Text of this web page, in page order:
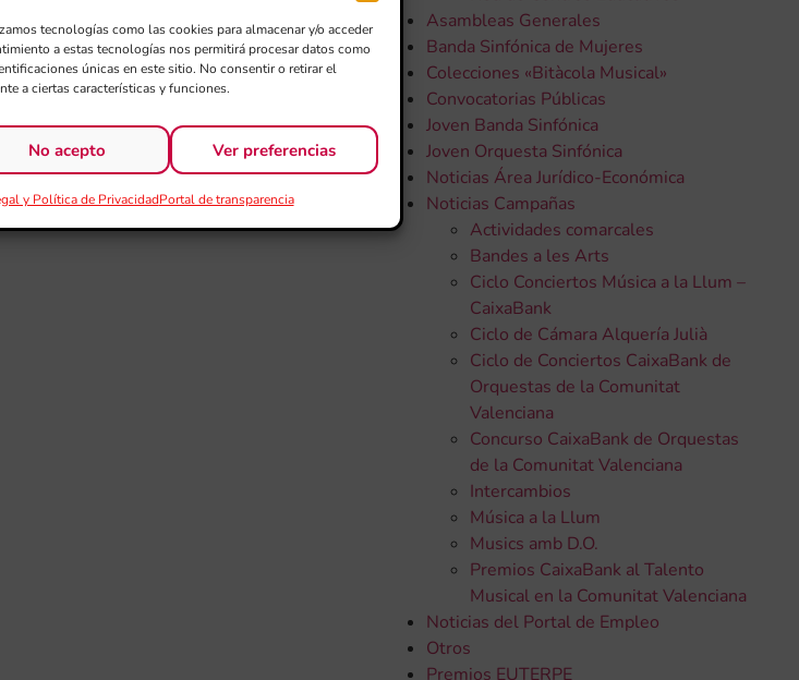
tecnologías como las cookies para almacenar y/o acceder
a estas tecnologías nos permitirá procesar datos como
únicas en este sitio. No consentir o retirar el
a ciertas características y funciones.
No acepto Ver preferencias
y Política de PrivacidadPortal de transparencia
Asambleas Generales
Banda Sinfónica de Mujeres
Colecciones «Bitàcola Musical»
Convocatorias Públicas
Joven Banda Sinfónica
Joven Orquesta Sinfónica
Noticias Área Jurídico-Económica
Noticias Campañas
Actividades comarcales
Bandes a les Arts
Ciclo Conciertos Música a la Llum –
CaixaBank
Ciclo de Cámara Alquería Julià
Ciclo de Conciertos CaixaBank de
Orquestas de la Comunitat
Valenciana
Concurso CaixaBank de Orquestas
de la Comunitat Valenciana
Intercambios
Música a la Llum
Musics amb D.O.
Premios CaixaBank al Talento
Musical en la Comunitat Valenciana
Noticias del Portal de Empleo
Otros
Premios EUTERPE